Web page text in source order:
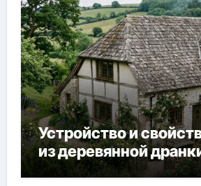
Устройство и
из деревянной